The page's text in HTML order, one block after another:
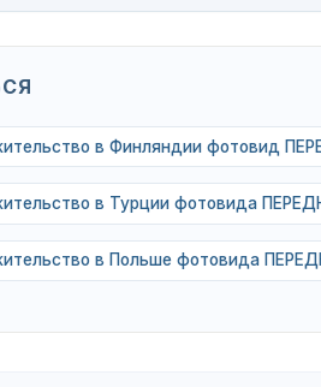
в Финляндии фотовид
в Турции фотовида
в Польше фотовида